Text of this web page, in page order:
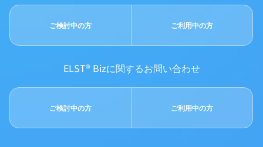
ご検討中の方 ご利用中の方
ELST® Bizに関するお問い合わせ
ご検討中の方 ご利用中の方